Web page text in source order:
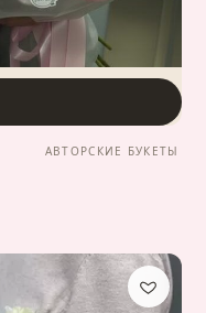
АВТОРСКИЕ БУКЕТЫ